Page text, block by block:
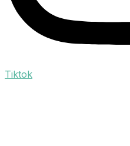
Tiktok